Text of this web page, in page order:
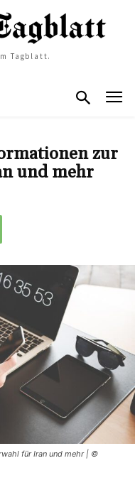
Tagblatt.
zur
und mehr
für Iran und mehr | ©